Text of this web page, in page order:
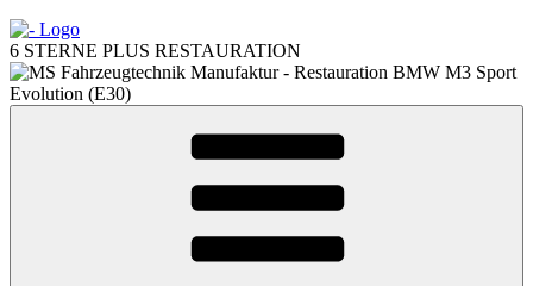
Zum
Inhalt
springen
6 STERNE PLUS RESTAURATION
Zum
Inhalt
springen